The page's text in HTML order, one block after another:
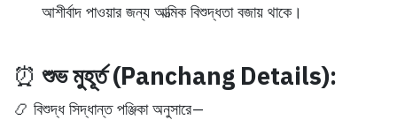
আশীর্বাদ পাওয়ার জন্য আত্মিক বিশুদ্ধতা বজায় থাকে।
⏰শুভ মুহূর্ত (Panchang Details):
📿 বিশুদ্ধ সিদ্ধান্ত পঞ্জিকা অনুসারে—